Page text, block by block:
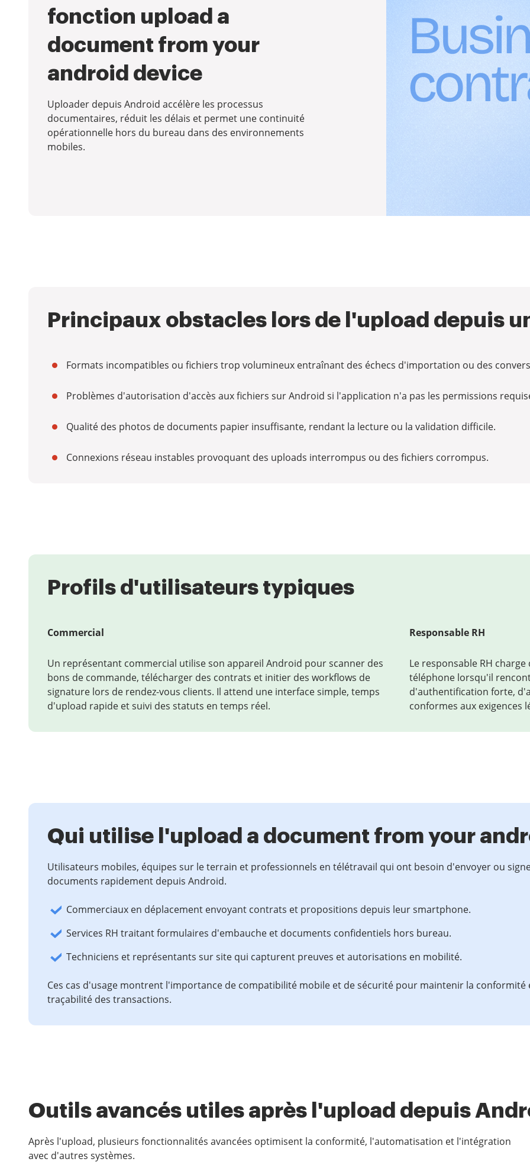
fonction upload a
document from your
android device
Uploader depuis Android accélère les processus
documentaires, réduit les délais et permet une continuité
opérationnelle hors du bureau dans des environnements
mobiles.
Principaux obstacles lors de l'upload depuis
Formats incompatibles ou fichiers trop volumineux entraînant des échecs d'importation ou des
Problèmes d'autorisation d'accès aux fichiers sur Android si l'application n'a pas les permissions
Qualité des photos de documents papier insuffisante, rendant la lecture ou la validation difficile.
Connexions réseau instables provoquant des uploads interrompus ou des fichiers corrompus.
Profils d'utilisateurs typiques
Commercial
Un représentant commercial utilise son appareil Android pour scanner des
bons de commande, télécharger des contrats et initier des workflows de
signature lors de rendez-vous clients. Il attend une interface simple, temps
d'upload rapide et suivi des statuts en temps réel.
Responsable RH
Le responsable RH
téléphone lorsqu'il
d'authentification forte,
conformes aux exigences
Qui utilise l'upload a document from your
Utilisateurs mobiles, équipes sur le terrain et professionnels en télétravail qui ont besoin d'envoyer ou
documents rapidement depuis Android.
Commerciaux en déplacement envoyant contrats et propositions depuis leur smartphone.
Services RH traitant formulaires d'embauche et documents confidentiels hors bureau.
Techniciens et représentants sur site qui capturent preuves et autorisations en mobilité.
Ces cas d'usage montrent l'importance de compatibilité mobile et de sécurité pour maintenir la conformité
traçabilité des transactions.
Outils avancés utiles après l'upload depuis
Après l'upload, plusieurs fonctionnalités avancées optimisent la conformité, l'automatisation et l'intégration
avec d'autres systèmes.